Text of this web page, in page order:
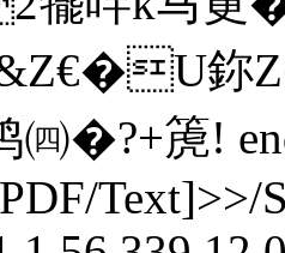
&Z€�U
�? +箎!
Text]>>/